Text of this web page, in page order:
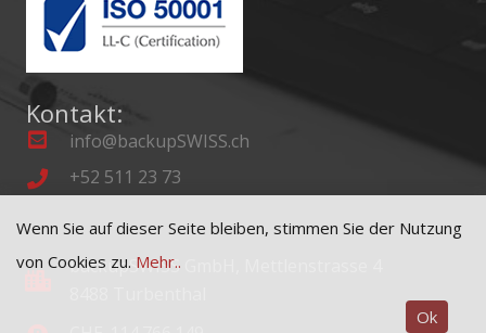
Kontakt:
info@backupSWISS.ch
+52 511 23 73
backupSWISS GmbH, Mettlenstrasse 4
Wenn Sie auf dieser Seite bleiben, stimmen Sie der Nutzung
von Cookies zu. Mehr..
Ok